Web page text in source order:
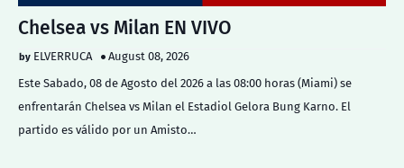
Chelsea vs Milan EN VIVO
ELVERRUCA
August 08, 2026
Este Sabado, 08 de Agosto del 2026 a las 08:00 horas (Miami) se
enfrentarán Chelsea vs Milan el Estadiol Gelora Bung Karno. El
partido es válido por un Amisto…